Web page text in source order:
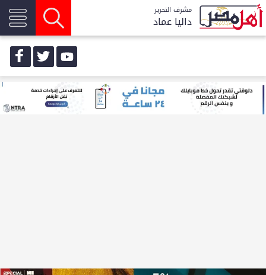
مشرف التحرير
داليا عماد